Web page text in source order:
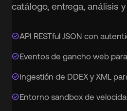
catálogo, entrega, análisis
check_circleAPI RESTful JSON con
check_circleEventos de gancho web
check_circleIngestión de DDEX y XML
check_circleEntorno sandbox de